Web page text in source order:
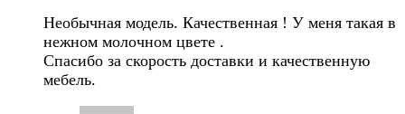
Необычная модель. Качественная ! У меня такая в
нежном молочном цвете .
Спасибо за скорость доставки и качественную
мебель.